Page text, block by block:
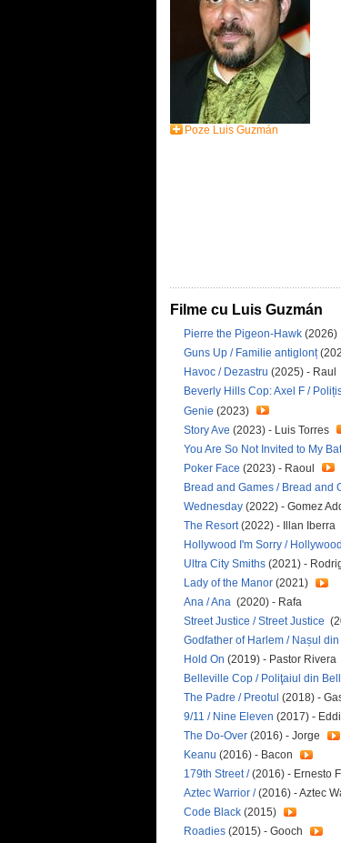
Poze Luis Guzmán
Filme cu Luis Guzmán
Pierre the Pigeon-Hawk (2026)
Guns Up / Familie antiglonț
Havoc / Dezastru (2025) - Raul
Beverly Hills Cop: Axel F /
Genie (2023)
Story Ave (2023) - Luis Torres
You Are So Not Invited to My
Poker Face (2023) - Raoul
Bread and Games / Bread and
Wednesday (2022) - Gomez
The Resort(2022) - Illan Iberra
Hollywood I'm Sorry /
Ultra City Smiths (2021) -
Lady of the Manor (2021)
Ana / Ana (2020) - Rafa
Street Justice / Street Justice
Godfather of Harlem / Nașul
Hold On (2019) - Pastor Rivera
Belleville Cop / Poliţaiul din
The Padre / Preotul (2018) -
9/11 / Nine Eleven (2017) -
The Do-Over (2016) - Jorge
Keanu (2016) - Bacon
179th Street /(2016) - Ernesto
Aztec Warrior /(2016) - Aztec
Code Black (2015)
Roadies (2015) - Gooch